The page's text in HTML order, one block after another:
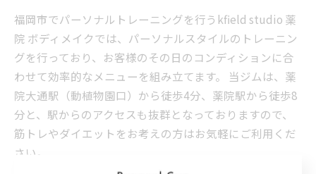
福岡市でパーソナルトレーニングを行うkfield studio 薬
院 ボディメイクでは、パーソナルスタイルのトレーニン
グを行っており、お客様のその日のコンディションに合
わせて効率的なメニューを組み立てます。 当ジムは、薬
院大通駅（動植物園口）から徒歩4分、薬院駅から徒歩8
分と、駅からのアクセスも抜群となっておりますので、
筋トレやダイエットをお考えの方はお気軽にご利用くだ
さい。